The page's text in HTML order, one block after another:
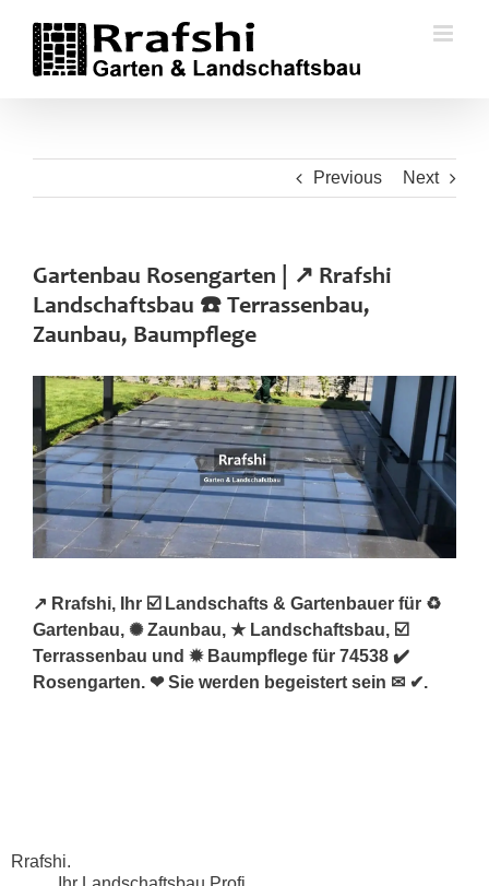
content
Previous Next
Gartenbau Rosengarten | ↗️ Rrafshi
Landschaftsbau ☎️ Terrassenbau,
Zaunbau, Baumpflege
↗️ Rrafshi, Ihr ☑️ Landschafts & Gartenbauer für ♻
Gartenbau, ✺ Zaunbau, ★ Landschaftsbau, ☑️
Terrassenbau und ✹ Baumpflege für 74538 ✔️
Rosengarten. ❤ Sie werden begeistert sein ✉ ✔.
Rrafshi.